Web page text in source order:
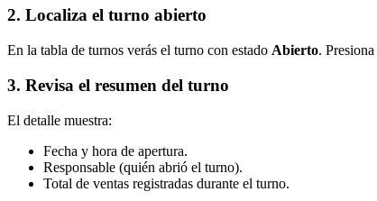
2. Localiza el turno abierto
En la tabla de turnos verás el turno con estado Abierto. Presiona
3. Revisa el resumen del turno
El detalle muestra:
Fecha y hora de apertura.
Responsable (quién abrió el turno).
Total de ventas registradas durante el turno.